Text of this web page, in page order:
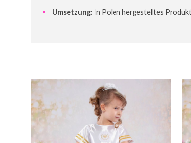
Umsetzung: In Polen hergestelltes Produkt